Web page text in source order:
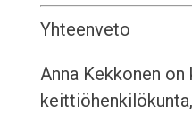
Yhteenveto
Anna Kekkonen